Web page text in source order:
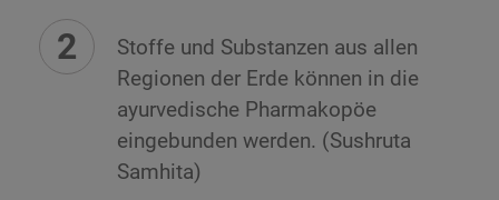
Stoffe und Substanzen aus allen
Regionen der Erde können in die
ayurvedische Pharmakopöe
eingebunden werden. (Sushruta
Samhita)